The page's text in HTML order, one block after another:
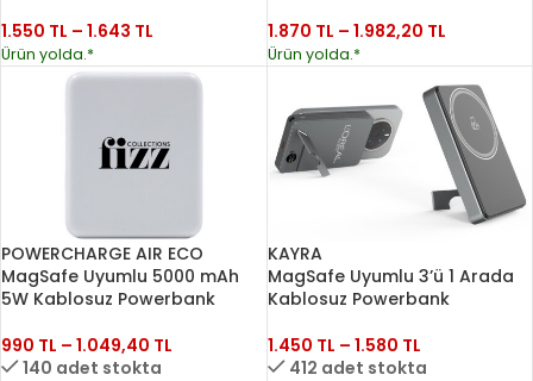
1.550 TL – 1.643 TL
Ürün yolda.*
1.870 TL – 1.982,20 TL
Ürün yolda.*
POWERCHARGE AIR ECO
MagSafe Uyumlu 5000 mAh
5W Kablosuz Powerbank
990 TL – 1.049,40 TL
140 adet stokta
KAYRA
MagSafe Uyumlu 3’ü 1 Arada
Kablosuz Powerbank
1.450 TL – 1.580 TL
412 adet stokta